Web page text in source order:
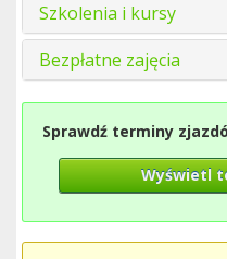
Szkolenia i kursy
Bezpłatne zajęcia
Sprawdź terminy
Wyświetl